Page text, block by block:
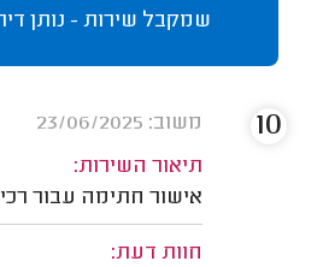
שמקבל שירות - נותן
משוב: 23/06/2025
תיאור השירות:
אישור חתימה עבור
חוות דעת:
10